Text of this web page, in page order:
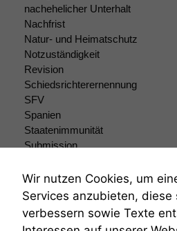
nachehelicher Unterhalt
Nachfrist
Natur- und Heimatschutz
Notzuständigkeit
Revision
Schiedsrichterernennung
SFV
Spanien
Staatenimmunität
Submission
Teilungsklage
Venezuela
VRK
Wiederherstellungsanordnung
Wir nutzen Cookies, um
Services anzubieten, diese
verbessern sowie Texte